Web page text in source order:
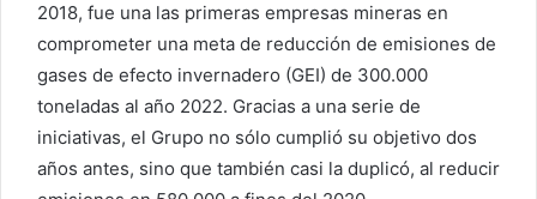
2018, fue una las primeras empresas mineras en
comprometer una meta de reducción de emisiones de
gases de efecto invernadero (GEI) de 300.000
toneladas al año 2022. Gracias a una serie de
iniciativas, el Grupo no sólo cumplió su objetivo dos
años antes, sino que también casi la duplicó, al reducir